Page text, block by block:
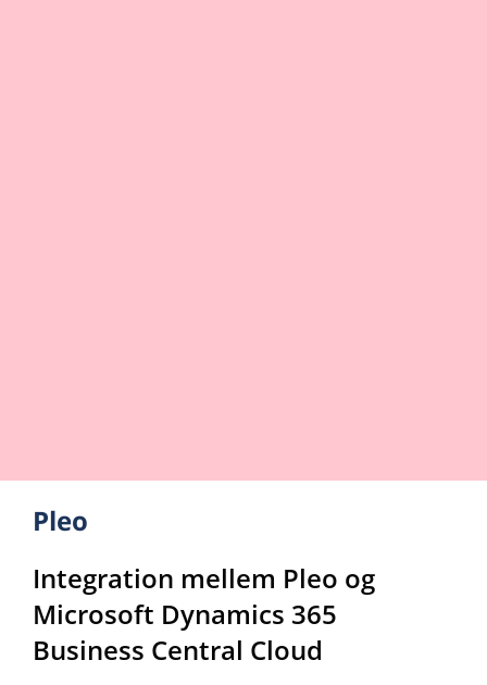
Pleo
Integration mellem Pleo og
Microsoft Dynamics 365
Business Central Cloud